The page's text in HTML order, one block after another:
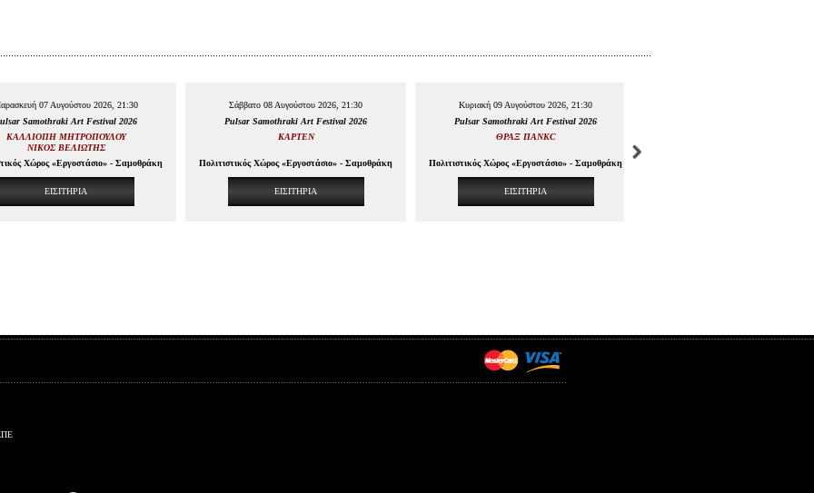
07 Αυγούστου 2026, 21:30
Samothraki Art Festival 2026
ΚΑΛΛΙΟΠΗ ΜΗΤΡΟΠΟΥΛΟΥ
ΝΙΚΟΣ ΒΕΛΙΩΤΗΣ
Χώρος «Εργοστάσιο» - Σαμοθράκη
ΕΙΣΙΤΗΡΙΑ
Σάββατο 08 Αυγούστου 2026, 21:30
Pulsar Samothraki Art Festival 2026
ΚAPTEN
Πολιτιστικός Χώρος «Εργοστάσιο» - Σαμοθράκη
ΕΙΣΙΤΗΡΙΑ
Κυριακή 09 Αυγούστου 2026, 21:30
Pulsar Samothraki Art Festival 2026
ΘΡΑΞ ΠΑΝΚC
Πολιτιστικός Χώρος «Εργοστάσιο» - Σαμοθράκη
ΕΙΣΙΤΗΡΙΑ